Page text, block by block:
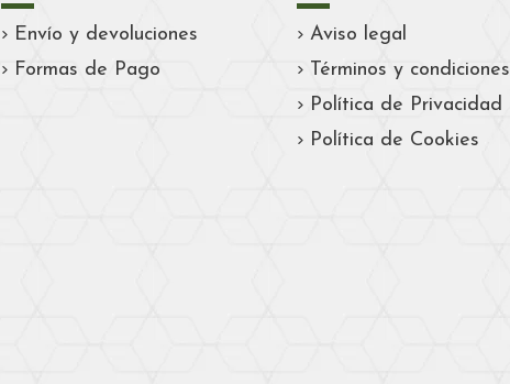
Envío y devoluciones
Formas de Pago
Aviso legal
Términos y condiciones
Política de Privacidad
Política de Cookies